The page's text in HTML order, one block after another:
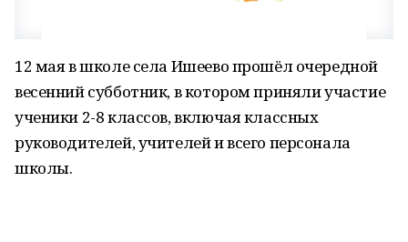
12 мая в школе села Ишеево прошёл очередной
весенний субботник, в котором приняли участие
ученики 2-8 классов, включая классных
руководителей, учителей и всего персонала
школы.